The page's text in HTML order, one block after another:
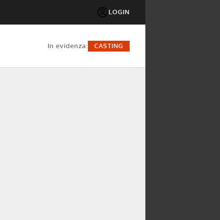
LOGIN
in evidenza: CASTING